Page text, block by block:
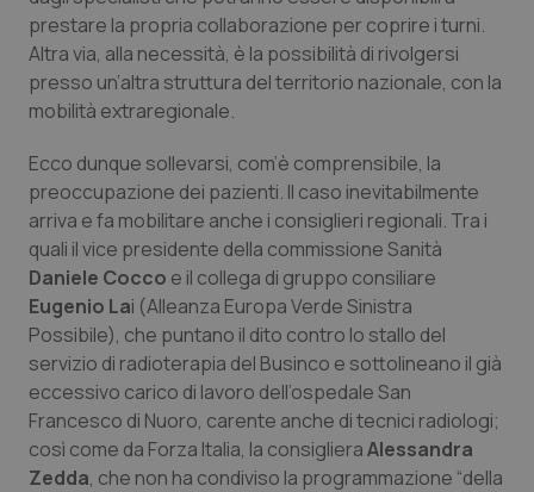
Umbria
Valle D’Aosta
Veneto
Oftalmologia
Oncodermatologia
Oncoematologia
Oncologia & Nutrizione
Psoriasi & pelle
Quotidiano Cardiologia
Quotidiano Chirurgia
Quotidiano Oncologia
prestare la propria collaborazione per coprire i turni.
Altra via, alla necessità, è la possibilità di rivolgersi
presso un’altra struttura del territorio nazionale, con la
mobilità extraregionale.
Ecco dunque sollevarsi, com’è comprensibile, la
preoccupazione dei pazienti. Il caso inevitabilmente
arriva e fa mobilitare anche i consiglieri regionali. Tra i
quali il vice presidente della commissione Sanità
Daniele Cocco e il collega di gruppo consiliare
Eugenio Lai (Alleanza Europa Verde Sinistra
Possibile), che puntano il dito contro lo stallo del
servizio di radioterapia del Businco e sottolineano il già
eccessivo carico di lavoro dell’ospedale San
Francesco di Nuoro, carente anche di tecnici radiologi;
così come da Forza Italia, la consiglieraAlessandra
Zedda, che non ha condiviso la programmazione “della